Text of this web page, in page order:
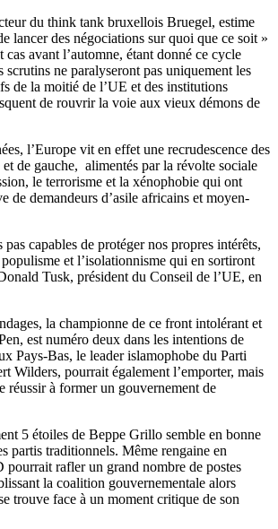
du think tank bruxellois Bruegel, estime
lancer des négociations sur quoi que ce soit »
cas avant l’automne, étant donné ce cycle
ne paralyseront pas uniquement les
de la moitié de l’UE et des institutions
de rouvrir la voie aux vieux démons de
l’Europe vit en effet une recrudescence des
de gauche, alimentés par la révolte sociale
le terrorisme et la xénophobie qui ont
de demandeurs d’asile africains et moyen-
pas capables de protéger nos propres intérêts,
et l’isolationnisme qui en sortiront
Tusk, président du Conseil de l’UE, en
la championne de ce front intolérant et
est numéro deux dans les intentions de
Pays-Bas, le leader islamophobe du Parti
Wilders, pourrait également l’emporter, mais
réussir à former un gouvernement de
5 étoiles de Beppe Grillo semble en bonne
partis traditionnels. Même rengaine en
rafler un grand nombre de postes
la coalition gouvernementale alors
trouve face à un moment critique de son